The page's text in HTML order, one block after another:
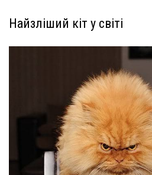
Найзліший кіт у світі